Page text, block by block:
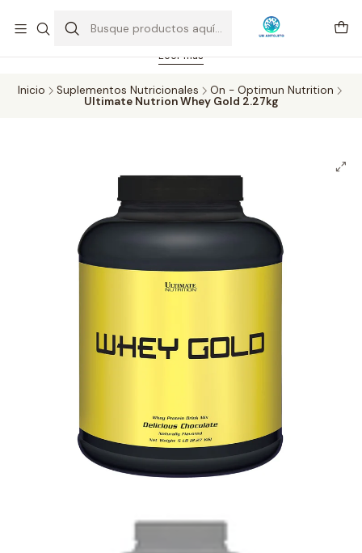
Feriado 21-05-2026 atención hasta las 14 hrs. Envío GRATIS mismo
día solo área Metropolitana Santiago por compras desde CLP 39.900.
Pedidos hasta 16 hrs., sábados y domingos hasta 14 hrs.
Leer más
Inicio Suplementos Nutricionales
On - Optimun Nutrition
Ultimate Nutrion Whey Gold 2.27kg